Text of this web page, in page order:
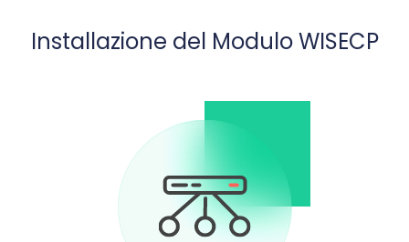
Installazione del Modulo WISECP